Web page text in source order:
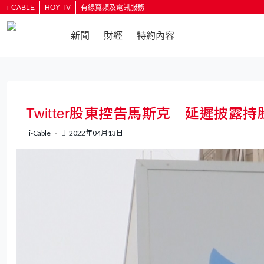
i-CABLE HOY TV 有線寬頻及電訊服務
新聞 財經 特約內容
Twitter股東控告馬斯克 延遲披露持
i-Cable 2022年04月13日